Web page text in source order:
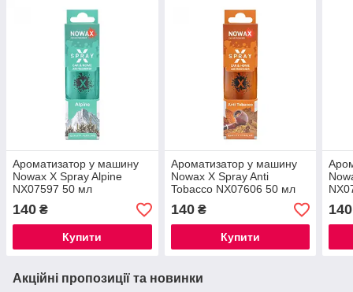
Ароматизатор у машину
Nowax X Spray Alpine
NX07597 50 мл
140 ₴
Купити
Ароматизатор у машину
Nowax X Spray Anti
Tobacco NX07606 50 мл
140₴
Купити
140
Акційні пропозиції та новинки